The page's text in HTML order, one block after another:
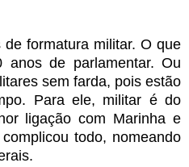
formatura militar. O que
de parlamentar. Ou
sem farda, pois estão
Para ele, militar é do
ligação com Marinha e
todo, nomeando